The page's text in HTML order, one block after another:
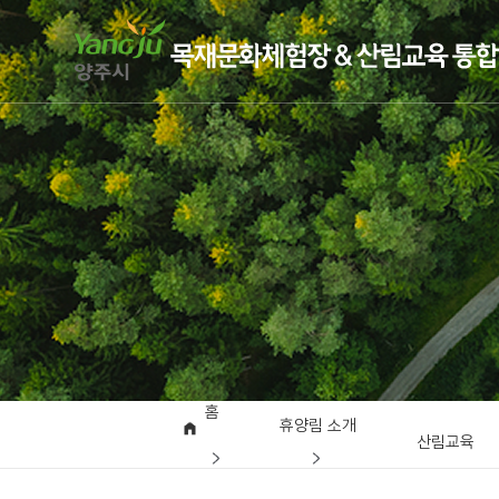
홈
휴양림 소개
산림교육